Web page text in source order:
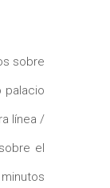
sobre
palacio
línea /
el